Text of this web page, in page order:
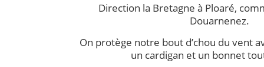
Direction la Bretagne à Ploaré,
Douarnenez.
On protège notre bout d’chou du vent
un cardigan et un bonnet